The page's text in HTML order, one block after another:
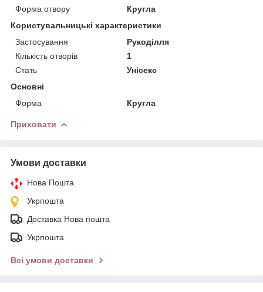
Форма отвору
Кругла
Користувальницькі характеристики
Застосування
Рукоділля
Кількість отворів
1
Стать
Унісекс
Основні
Форма
Кругла
Приховати
Умови доставки
Нова Пошта
Укрпошта
Доставка Нова пошта
Укрпошта
Всі умови доставки